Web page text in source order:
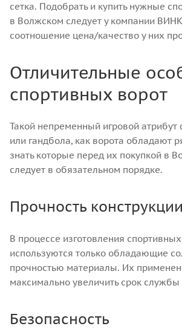
сетка. Подобрать и купить нужные
в Волжском следует у компании
соотношение цена/качество у них
Отличительные
спортивных ворот
Такой непременный игровой атрибут
или гандбола, как ворота обладают
знать которые перед их покупкой в
следует в обязательном порядке.
Прочность конструкции
В процессе изготовления
используются только обладающие
прочностью материалы. Их
максимально увеличить срок службы
Безопасность